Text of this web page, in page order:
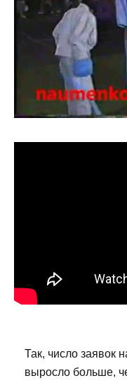
Так, число заявок
выросло больше,